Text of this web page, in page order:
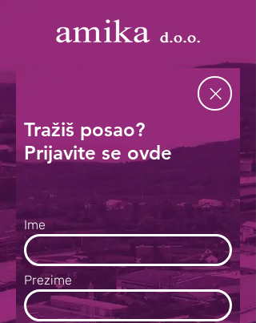
Tražiš posao?
Prijavite se ovde
Ime
Prezime